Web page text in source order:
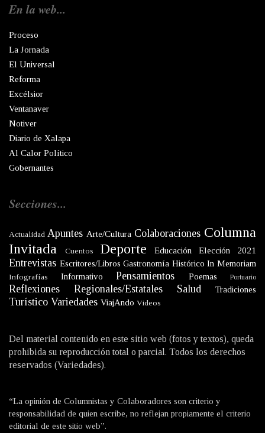
En la web...
Proceso
La Jornada
El Universal
Reforma
Excélsior
Ventanaver
Notiver
Diario de Xalapa
Al Calor Político
Gobernantes
Secciones...
Actualidad Apuntes Arte/Cultura Colaboraciones Columna
Invitada
Cuentos Deporte Educación Elección 2021
Entrevistas Escritores/Libros Gastronomía Histórico In Memoriam
Infografías Informativo Pensamientos Poemas Portuario
Reflexiones Regionales/Estatales Salud Tradiciones
Turístico Variedades ViajAndo Videos
Del material contenido en este sitio web (fotos y textos), queda
prohibida su reproducción total o parcial. Todos los derechos
reservados (Variedades).
“La opinión de Columnistas y Colaboradores son criterio y
responsabilidad de quien escribe, no reflejan propiamente el criterio
editorial de este sitio web”.